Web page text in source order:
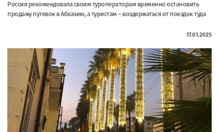
Россия рекомендовала своим туроператорам временно остановить
продажу путевок в Абхазию, а туристам – воздержаться от поездок туда
17.01.2025